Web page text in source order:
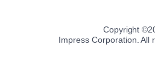
Copyright ©
Impress Corporation. All